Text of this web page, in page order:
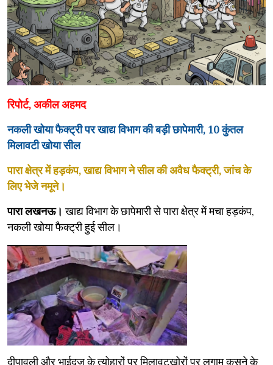
रिपोर्ट, अकील अहमद
नकली खोया फैक्ट्री पर खाद्य विभाग की बड़ी छापेमारी, 10 कुंतल
मिलावटी खोया सील
पारा क्षेत्र में हड़कंप, खाद्य विभाग ने सील की अवैध फैक्ट्री, जांच के
लिए भेजे नमूने।
पारा लखनऊ। खाद्य विभाग के छापेमारी से पारा क्षेत्र में मचा हड़कंप,
नकली खोया फैक्ट्री हुई सील।